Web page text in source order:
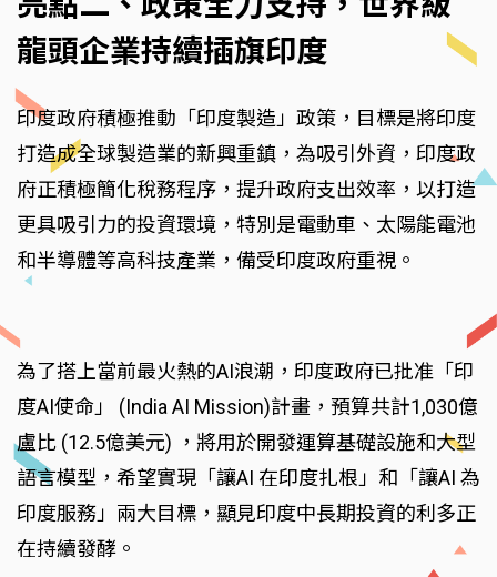
龍頭企業持續插旗印度
印度政府積極推動「印度製造」政策，目標是將印度
打造成全球製造業的新興重鎮，為吸引外資，印度政
府正積極簡化稅務程序，提升政府支出效率，以打造
更具吸引力的投資環境，特別是電動車、太陽能電池
和半導體等高科技產業，備受印度政府重視。
為了搭上當前最火熱的AI浪潮，印度政府已批准「印
度AI使命」 (India AI Mission)計畫，預算共計1,030億
盧比 (12.5億美元) ，將用於開發運算基礎設施和大型
語言模型，希望實現「讓AI 在印度扎根」和「讓AI 為
印度服務」兩大目標，顯見印度中長期投資的利多正
在持續發酵。